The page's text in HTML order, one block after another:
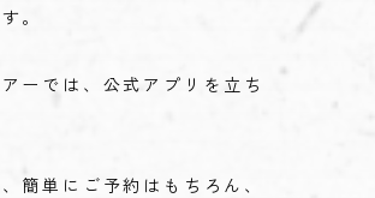
。
ーでは、公式アプリを立ち
簡単にご予約はもちろん、